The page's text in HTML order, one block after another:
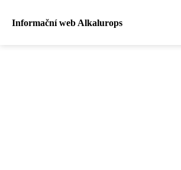
Informační web Alkalurops